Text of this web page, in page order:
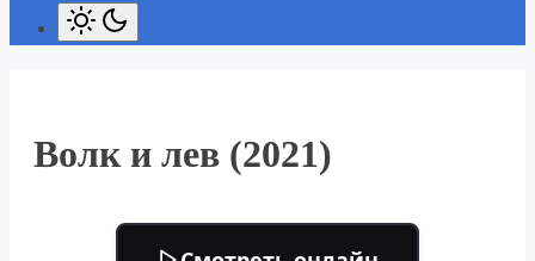
Волк и лев (2021)